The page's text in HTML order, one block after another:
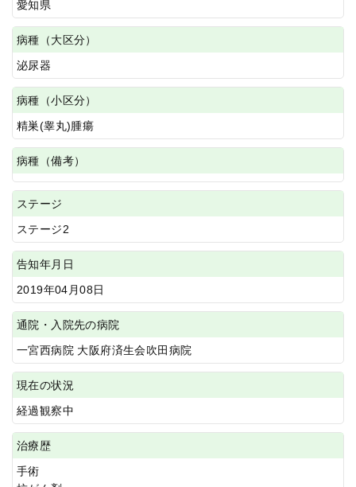
愛知県
病種（大区分）
泌尿器
病種（小区分）
精巣(睾丸)腫瘍
病種（備考）
ステージ
ステージ2
告知年月日
2019年04月08日
通院・入院先の病院
一宮西病院 大阪府済生会吹田病院
現在の状況
経過観察中
治療歴
手術